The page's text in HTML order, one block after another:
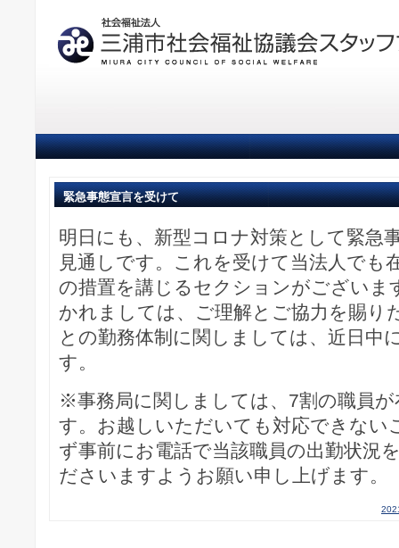
緊急事態宣言を受けて
明日にも、新型コロナ対策として緊急
見通しです。これを受けて当法人でも
の措置を講じるセクションがございま
かれましては、ご理解とご協力を賜り
との勤務体制に関しましては、近日中
す。
※事務局に関しましては、7割の職員
す。お越しいただいても対応できない
ず事前にお電話で当該職員の出勤状況
ださいますようお願い申し上げます。